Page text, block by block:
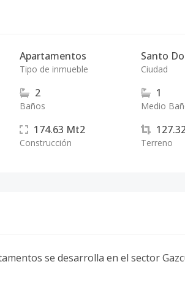
Apartamentos
Tipo de inmueble
Santo
Ciudad
2
Baños
1
Medio
174.63 Mt2
Construcción Terreno
se desarrolla en el sector